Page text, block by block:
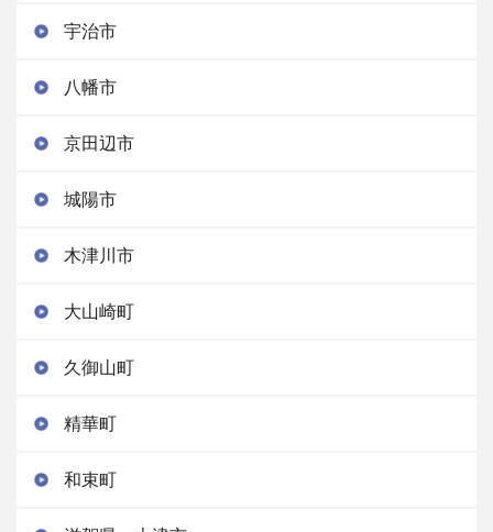
宇治市
八幡市
京田辺市
城陽市
木津川市
大山崎町
久御山町
精華町
和束町